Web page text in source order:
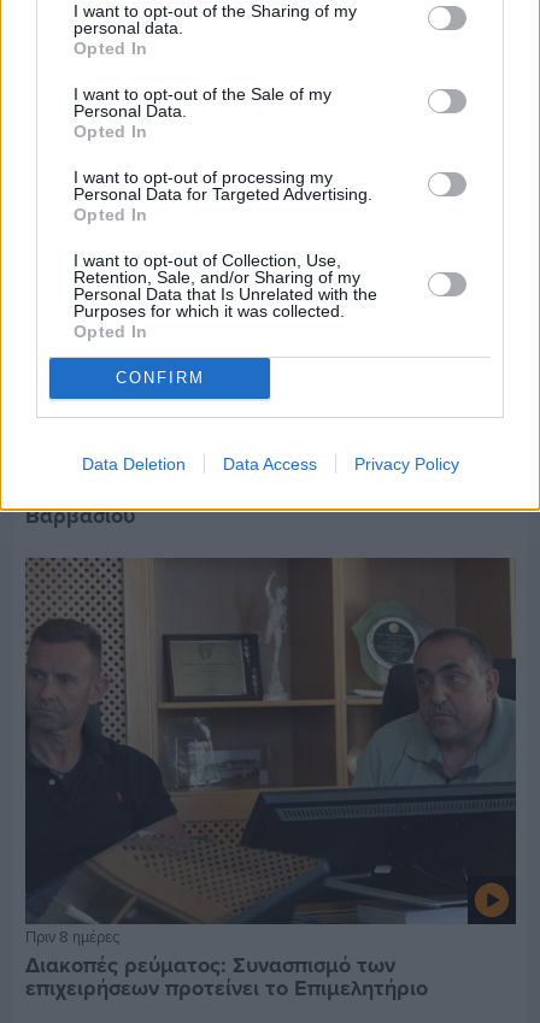
I want to opt-out of the Sharing of my
personal data.
Opted In
I want to opt-out of the Sale of my
Personal Data.
Opted In
I want to opt-out of processing my
Personal Data for Targeted Advertising.
Opted In
I want to opt-out of Collection, Use,
Retention, Sale, and/or Sharing of my
Personal Data that Is Unrelated with the
Purposes for which it was collected.
Opted In
CONFIRM
Data Deletion Data Access Privacy Policy
Τρίτος στη σφαιροβολία στη διεθνή συνάντηση
Ελλάδας–Κύπρου Κ18 ο Δημήτρης Τέλλιος
Πριν 8 ημέρες
Βαρβασίου
Πριν 8 ημέρες
Διακοπές ρεύματος: Συνασπισμό των
επιχειρήσεων προτείνει το Επιμελητήριο